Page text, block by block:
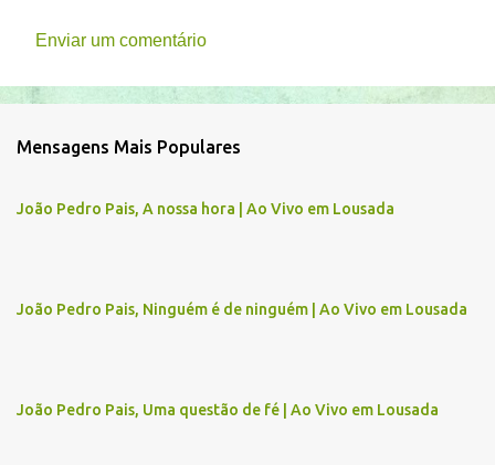
o
e
t
i
Enviar um comentário
Mensagens Mais Populares
João Pedro Pais, A nossa hora | Ao Vivo em Lousada
João Pedro Pais, Ninguém é de ninguém | Ao Vivo em Lousada
João Pedro Pais, Uma questão de fé | Ao Vivo em Lousada